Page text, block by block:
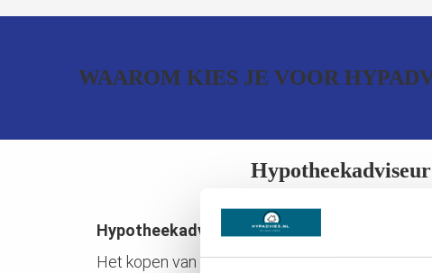
WAAROM KIES JE VOOR
Hypotheekadviseur Berlicum
Het kopen van een huis is een heugelijke